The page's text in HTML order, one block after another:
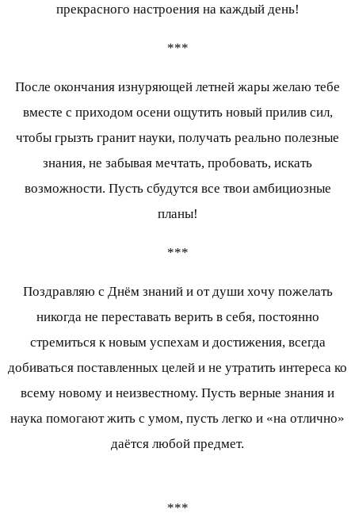
прекрасного настроения на каждый день!
***
После окончания изнуряющей летней жары желаю тебе
вместе с приходом осени ощутить новый прилив сил,
чтобы грызть гранит науки, получать реально полезные
знания, не забывая мечтать, пробовать, искать
возможности. Пусть сбудутся все твои амбициозные
планы!
***
Поздравляю с Днём знаний и от души хочу пожелать
никогда не переставать верить в себя, постоянно
стремиться к новым успехам и достижения, всегда
добиваться поставленных целей и не утратить интереса ко
всему новому и неизвестному. Пусть верные знания и
наука помогают жить с умом, пусть легко и «на отлично»
даётся любой предмет.
***